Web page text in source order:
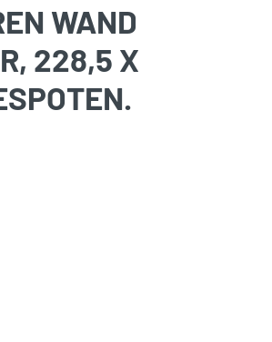
WAND
228,5 X